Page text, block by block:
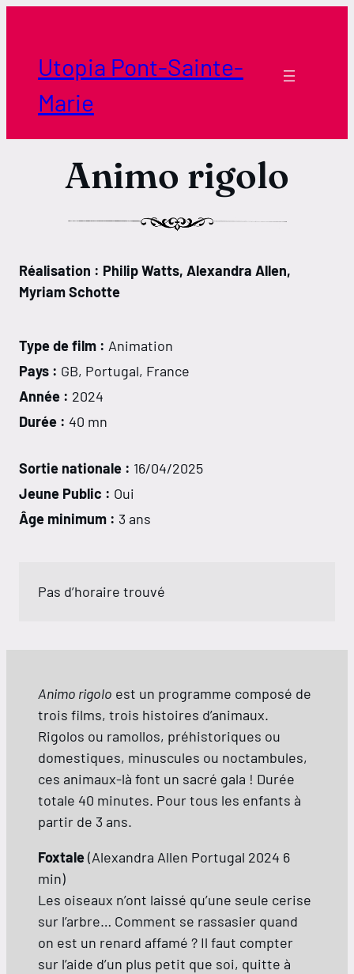
contenuUtopia Pont-Sainte-
Marie
Animo rigolo
Réalisation : Philip Watts, Alexandra Allen,
Myriam Schotte
Type de film : Animation
Pays : GB, Portugal, France
Année : 2024
Durée : 40 mn
Sortie nationale : 16/04/2025
Jeune Public : Oui
Âge minimum : 3 ans
Pas d’horaire trouvé
Animo rigolo est un programme composé de
trois films, trois histoires d’animaux.
Rigolos ou ramollos, préhistoriques ou
domestiques, minuscules ou noctambules,
ces animaux-là font un sacré gala ! Durée
totale 40 minutes. Pour tous les enfants à
partir de 3 ans.
Foxtale(Alexandra Allen Portugal 2024 6
min)
Les oiseaux n’ont laissé qu’une seule cerise
sur l’arbre… Comment se rassasier quand
on est un renard affamé ? Il faut compter
sur l’aide d’un plus petit que soi, quitte à